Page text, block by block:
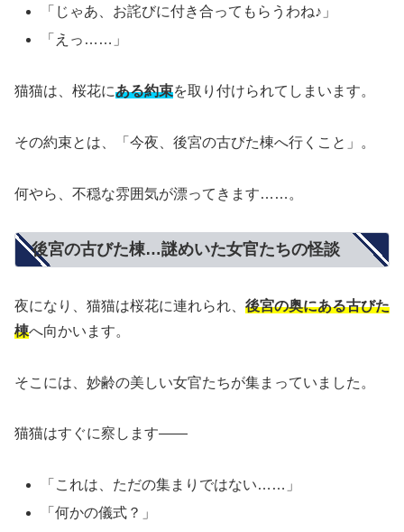
「じゃあ、お詫びに付き合ってもらうわね♪」
「えっ……」
猫猫は、桜花にある約束を取り付けられてしまいます。
その約束とは、「今夜、後宮の古びた棟へ行くこと」。
何やら、不穏な雰囲気が漂ってきます……。
後宮の古びた棟…謎めいた女官たちの怪談
夜になり、猫猫は桜花に連れられ、 後宮の奥にある古びた
棟へ向かいます。
そこには、妙齢の美しい女官たちが集まっていました。
猫猫はすぐに察します――
「これは、ただの集まりではない……」
「何かの儀式？」